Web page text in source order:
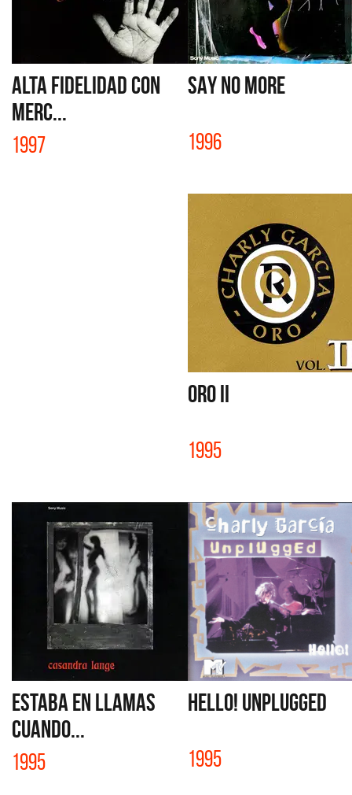
ALTA FIDELIDAD con
Merc...
1997
SAY NO MORE
1996
ORO II
1995
ESTABA EN LLAMAS
CUANDO...
1995
HELLO! UNPLUGGED
1995